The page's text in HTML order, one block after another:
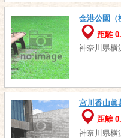
金港公園（
距離
神奈川県横
宮川香山眞
距離
神奈川県横